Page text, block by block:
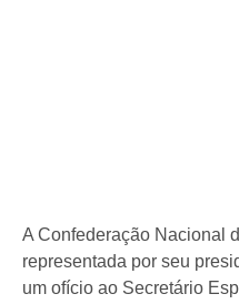
A Confederação Nacional
representada por seu
um ofício ao Secretário